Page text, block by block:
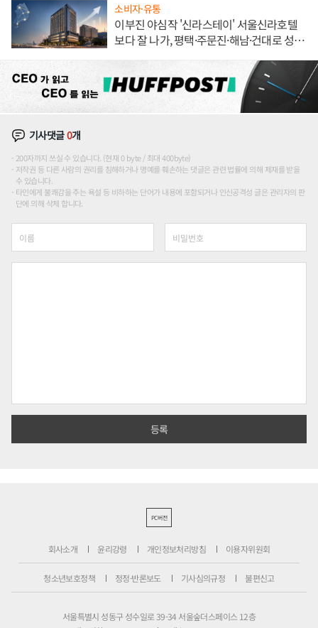
소비자·유통
이부진 야심작 '신라스테이' 서울신라호텔
보다 잘 나가, 평택·주문진·해남·건대로 성
기사댓글0개
200자까지 쓰실 수 있습니다. (현재 0 byte / 최대 400byte)
저작권 등 다른 사람의 권리를 침해하거나 명예를 훼손하는 댓글은 관련 법률에 의해 제재를 받을
수 있습니다.
타인에게 불쾌감을 주는 욕설 등 비하하는 단어가 내용에 포함되거나 인신공격성 글은 관리자의 판
단에 의해 삭제 합니다.
PC버전
회사소개 윤리강령 개인정보처리방침 이용자위원회
청소년보호정책 정정·반론보도 기사심의규정 불편신고
서울특별시 성동구 성수일로 39-34 서울숲더스페이스 12층